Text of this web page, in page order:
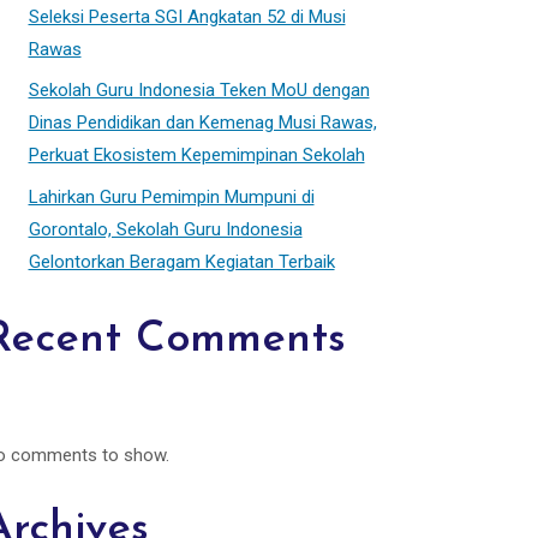
Seleksi Peserta SGI Angkatan 52 di Musi
Rawas
Sekolah Guru Indonesia Teken MoU dengan
Dinas Pendidikan dan Kemenag Musi Rawas,
Perkuat Ekosistem Kepemimpinan Sekolah
Lahirkan Guru Pemimpin Mumpuni di
Gorontalo, Sekolah Guru Indonesia
Gelontorkan Beragam Kegiatan Terbaik
Comments
comments to show.